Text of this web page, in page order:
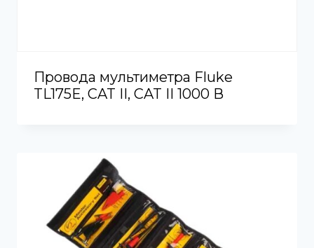
Провода мультиметра Fluke
TL175E, CAT II, ​​CAT II 1000 В